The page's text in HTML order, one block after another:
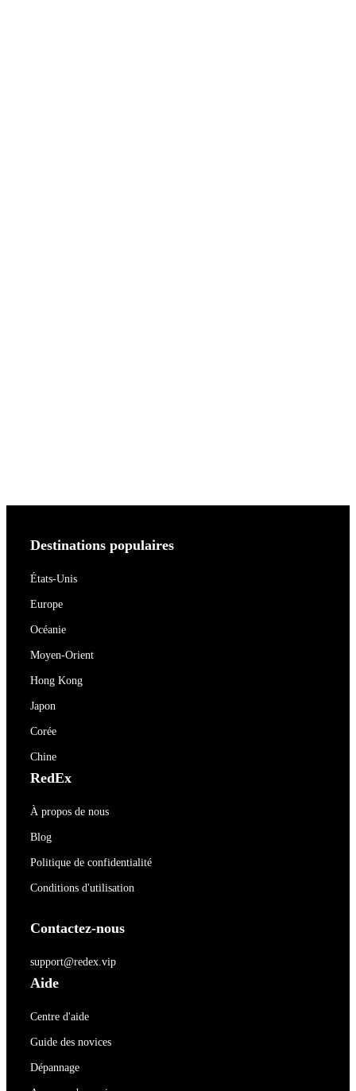
Destinations populaires
États-Unis
Europe
Océanie
Moyen-Orient
Hong Kong
Japon
Corée
Chine
RedEx
À propos de nous
Blog
Politique de confidentialité
Conditions d'utilisation
Contactez-nous
support@redex.vip
Aide
Centre d'aide
Guide des novices
Dépannage